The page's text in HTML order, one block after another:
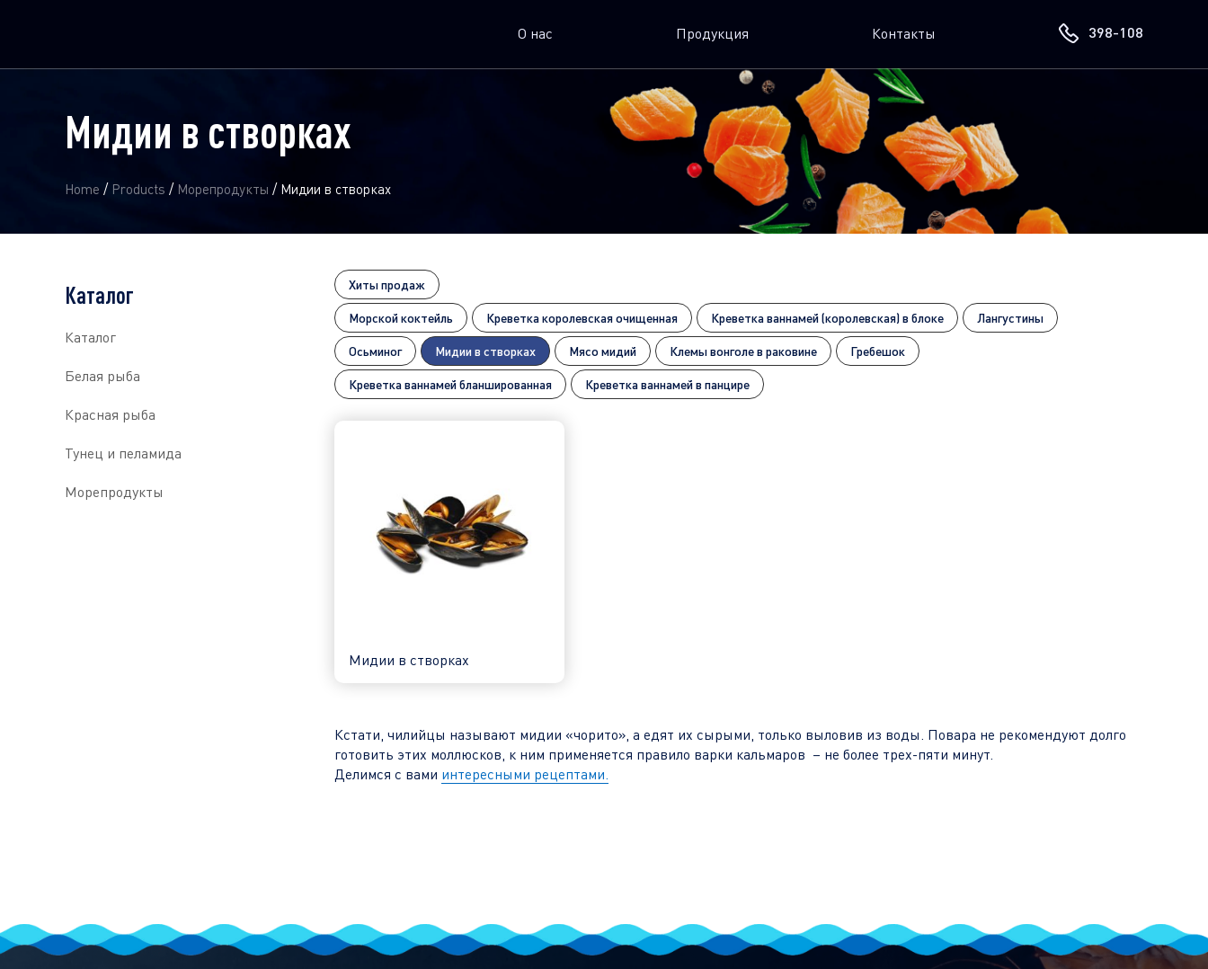
О нас Продукция Контакты 398-108
Мидии в створках
Home / Products / Морепродукты / Мидии в створках
Каталог
Каталог
Белая рыба
Красная рыба
Тунец и пеламида
Морепродукты
Хиты продаж
Морской коктейль Креветка королевская очищенная Креветка ваннамей (королевская) в блоке Лангустины
Осьминог Мидии в створках Мясо мидий Клемы вонголе в раковине Гребешок
Креветка ваннамей бланшированная Креветка ваннамей в панцире
Мидии в створках
Кстати, чилийцы называют мидии «чорито», а едят их сырыми, только выловив из воды. Повара не рекомендуют долго
готовить этих моллюсков, к ним применяется правило варки кальмаров – не более трех-пяти минут.
Делимся с вами интересными рецептами.